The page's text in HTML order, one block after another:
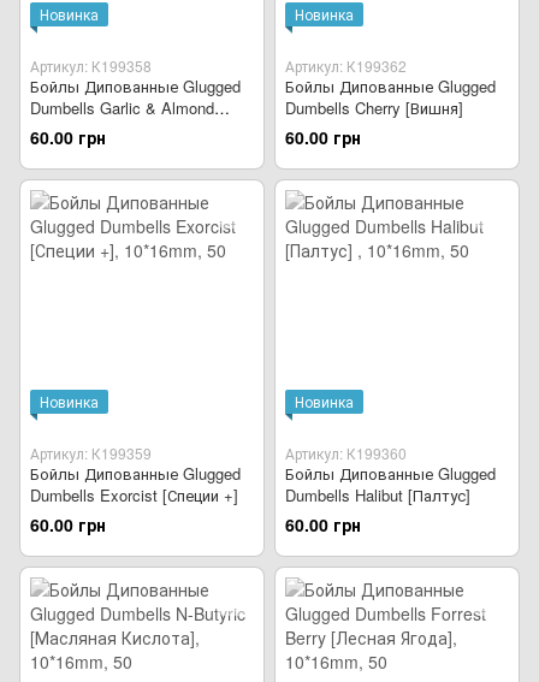
Новинка
Артикул: К199358
Бойлы Дипованные Glugged
Dumbells Garlic & Almond
[Чеснок & Миндаль]
60.00 грн
Новинка
Артикул: К199362
Бойлы Дипованные Glugged
Dumbells Cherry [Вишня]
60.00 грн
Новинка
Артикул: К199359
Бойлы Дипованные Glugged
Dumbells Exorcist [Специи +]
60.00 грн
Новинка
Артикул: К199360
Бойлы Дипованные Glugged
Dumbells Halibut [Палтус]
60.00 грн